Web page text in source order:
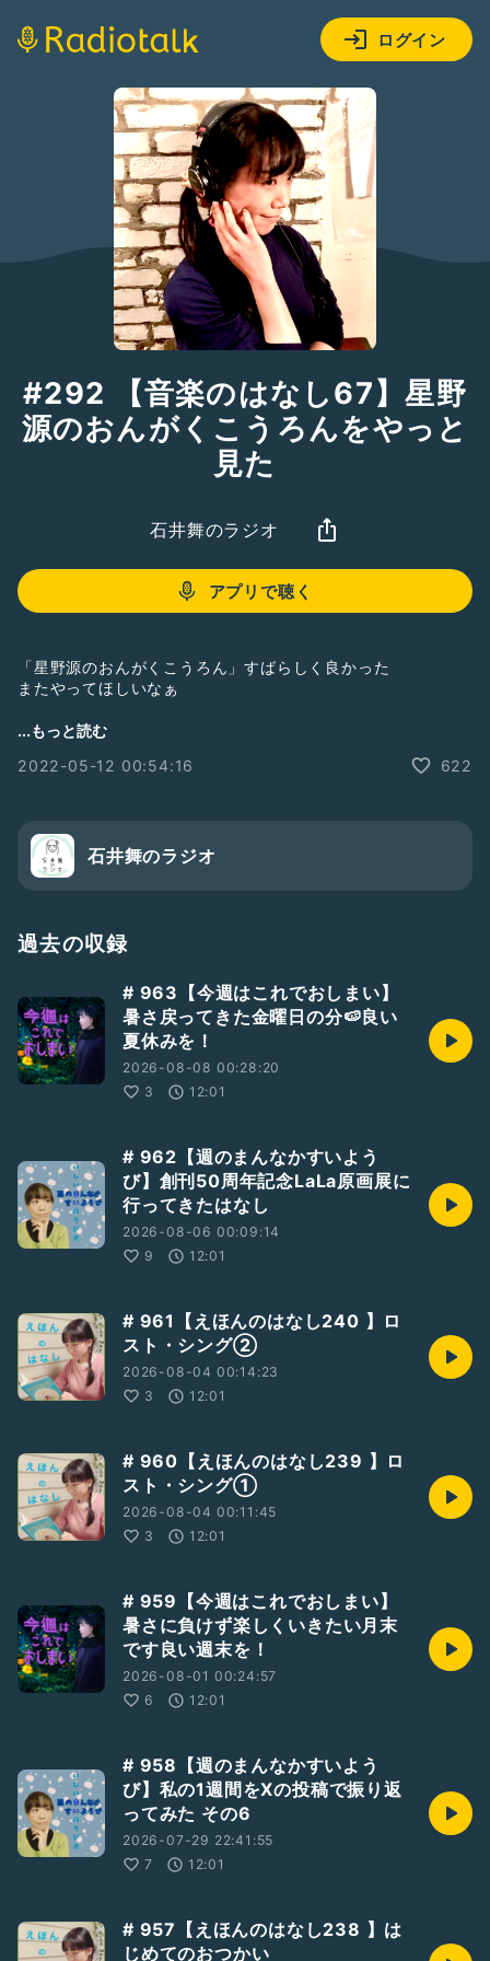
ログイン
#292 【音楽のはなし67】星野
源のおんがくこうろんをやっと
見た
石井舞のラジオ
アプリで聴く
「星野源のおんがくこうろん」すばらしく良かった
またやってほしいなぁ
もっとこういう話も聞きたかった、とか
非お送りください。
#ひとり語り#石井舞
#音楽のはなし
...もっと読む
2022-05-12 00:54:16
622
石井舞のラジオ
過去の収録
# 963【今週はこれでおしまい】
暑さ戻ってきた金曜日の分🍉良い
夏休みを！
2026-08-08 00:28:20
3
12:01
# 962【週のまんなかすいよう
び】創刊50周年記念LaLa原画展に
行ってきたはなし
2026-08-06 00:09:14
9
12:01
# 961【えほんのはなし240 】ロ
スト・シング②
2026-08-04 00:14:23
3
12:01
# 960【えほんのはなし239 】ロ
スト・シング①
2026-08-04 00:11:45
3
12:01
# 959【今週はこれでおしまい】
暑さに負けず楽しくいきたい月末
です良い週末を！
2026-08-01 00:24:57
6
12:01
# 958【週のまんなかすいよう
び】私の1週間をXの投稿で振り返
ってみた その6
2026-07-29 22:41:55
7
12:01
# 957【えほんのはなし238 】は
じめてのおつかい